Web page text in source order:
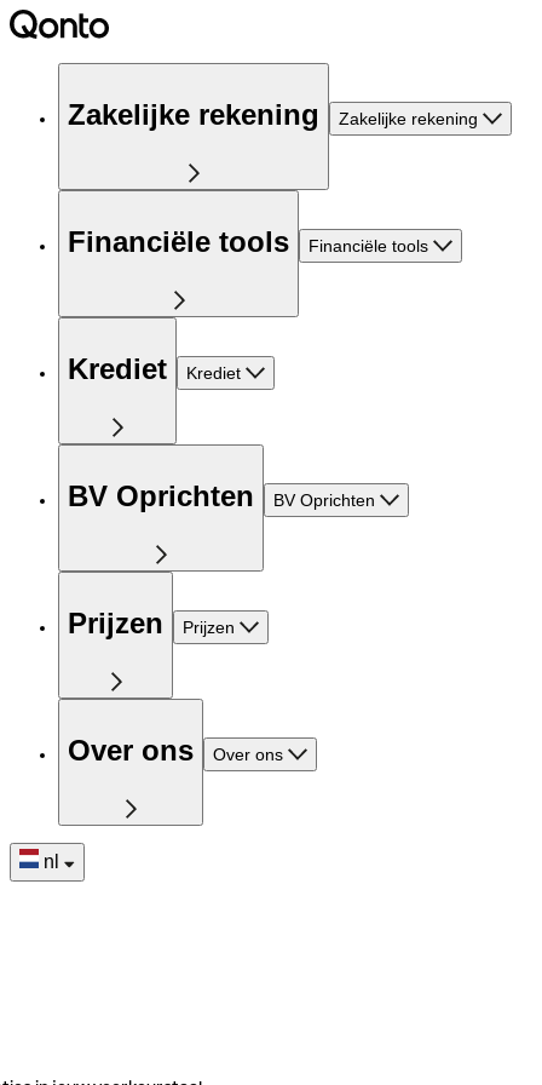
Zakelijke rekening Zakelijke rekening
Financiële tools Financiële tools
Krediet Krediet
BV Oprichten BV Oprichten
Prijzen Prijzen
Over ons Over ons
nl